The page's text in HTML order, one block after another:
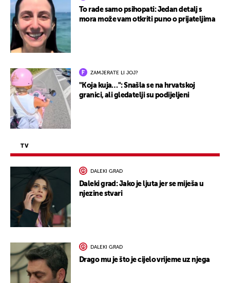
To rade samo psihopati: Jedan detalj s
mora može vam otkriti puno o prijateljima
ZAMJERATE LI JOJ?
"Koja kuja…": Snašla se na hrvatskoj
granici, ali gledatelji su podijeljeni
TV
DALEKI GRAD
Daleki grad: Jako je ljuta jer se miješa u
njezine stvari
DALEKI GRAD
Drago mu je što je cijelo vrijeme uz njega